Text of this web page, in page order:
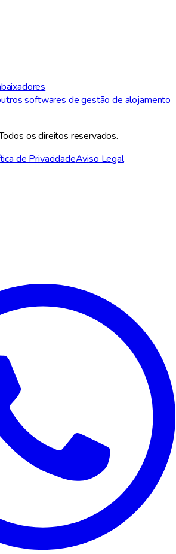
softwares de gestão de alojamento
os direitos reservados.
de PrivacidadeAviso Legal
melhorar a sua experiência, analisar o
de marketing. Pode escolher quais